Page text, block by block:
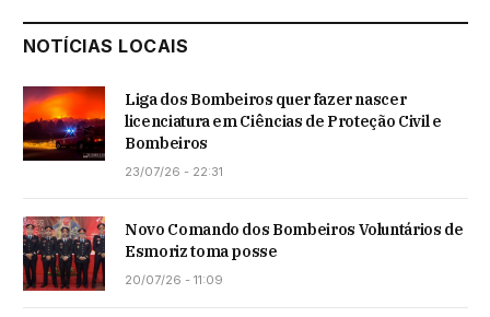
NOTÍCIAS LOCAIS
Liga dos Bombeiros quer fazer nascer
licenciatura em Ciências de Proteção Civil e
Bombeiros
23/07/26 - 22:31
Novo Comando dos Bombeiros Voluntários de
Esmoriz toma posse
20/07/26 - 11:09